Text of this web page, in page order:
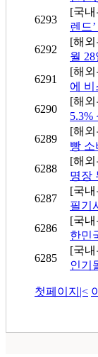
6293
[국
렌드
6292
[해
월
6291
[해
에 비
6290
[해
5.3%
6289
[해
빵 소
6288
[해
명장
6287
[국
필기
6286
[국
한민
6285
[국
인기
첫페이지 |<